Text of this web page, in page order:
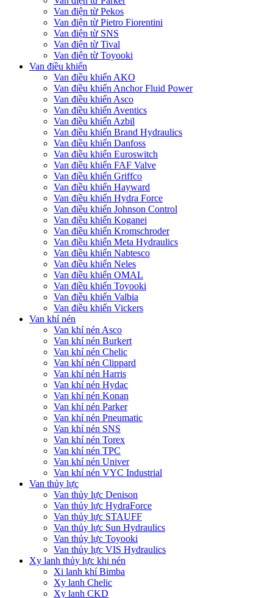
Van điện từ Pekos
Van điện từ Pietro Fiorentini
Van điện từ SNS
Van điện từ Tival
Van điện từ Toyooki
Van điều khiển
Van điều khiển AKO
Van điều khiển Anchor Fluid Power
Van điều khiển Asco
Van điều khiển Aventics
Van điều khiển Azbil
Van điều khiển Brand Hydraulics
Van điều khiển Danfoss
Van điều khiển Euroswitch
Van điều khiển FAF Valve
Van điều khiển Griffco
Van điều khiển Hayward
Van điều khiển Hydra Force
Van điều khiển Johnson Control
Van điều khiển Koganei
Van điều khiển Kromschroder
Van điều khiển Meta Hydraulics
Van điều khiển Nabtesco
Van điều khiển Neles
Van điều khiển OMAL
Van điều khiển Toyooki
Van điều khiển Valbia
Van điều khiển Vickers
Van khí nén
Van khí nén Asco
Van khí nén Burkert
Van khí nén Chelic
Van khí nén Clippard
Van khí nén Harris
Van khí nén Hydac
Van khí nén Konan
Van khí nén Parker
Van khí nén Pneumatic
Van khí nén SNS
Van khí nén Torex
Van khí nén TPC
Van khí nén Univer
Van khí nén VYC Industrial
Van thủy lực
Van thủy lực Denison
Van thủy lực HydraForce
Van thủy lực STAUFF
Van thủy lực Sun Hydraulics
Van thủy lực Toyooki
Van thủy lực VIS Hydraulics
Xy lanh thủy lực khi nén
Xi lanh khí Bimba
Xy lanh Chelic
Xy lanh CKD